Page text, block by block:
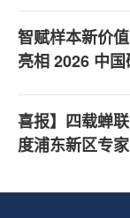
智赋样本新价
亮相 2026 中
喜报】四载蝉
度浦东新区专